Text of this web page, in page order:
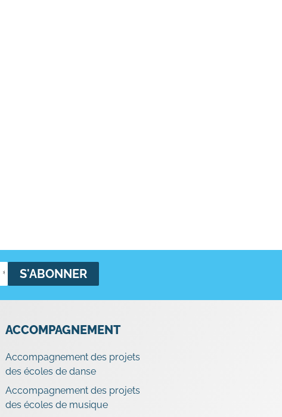
ACCOMPAGNEMENT
Accompagnement des projets
des écoles de danse
Accompagnement des projets
des écoles de musique